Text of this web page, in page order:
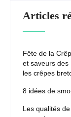
Articles
Fête de la
et saveurs des
les crêpes
8 idées de
Les qualités